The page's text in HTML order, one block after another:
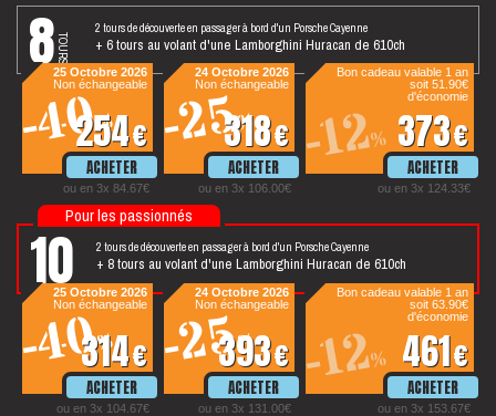
8tours
2 tours de découverte en passager à bord d'un Porsche Cayenne
+ 6 tours au volant d'une Lamborghini Huracan de 610ch
Bon cadeau valable 1 an
373€
ou en 3x 124.33€
-12%
soit 51.90€
d'économie
24 Octobre 2026
Non échangeable
318€
ou en 3x 106.00€
-25%
25 Octobre 2026
Non échangeable
254€
ou en 3x 84.67€
-40%
10
tours
2 tours de découverte en passager à bord d'un Porsche Cayenne
+ 8 tours au volant d'une Lamborghini Huracan de 610ch
Bon cadeau valable 1 an
461€
ou en 3x 153.67€
-12%
soit 63.90€
d'économie
24 Octobre 2026
Non échangeable
393€
ou en 3x 131.00€
-25%
25 Octobre 2026
Non échangeable
314€
ou en 3x 104.67€
-40%
Pour les passionnés